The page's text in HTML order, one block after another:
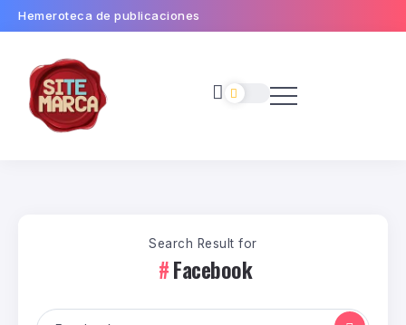
Hemeroteca de publicaciones
Search Result for
Facebook